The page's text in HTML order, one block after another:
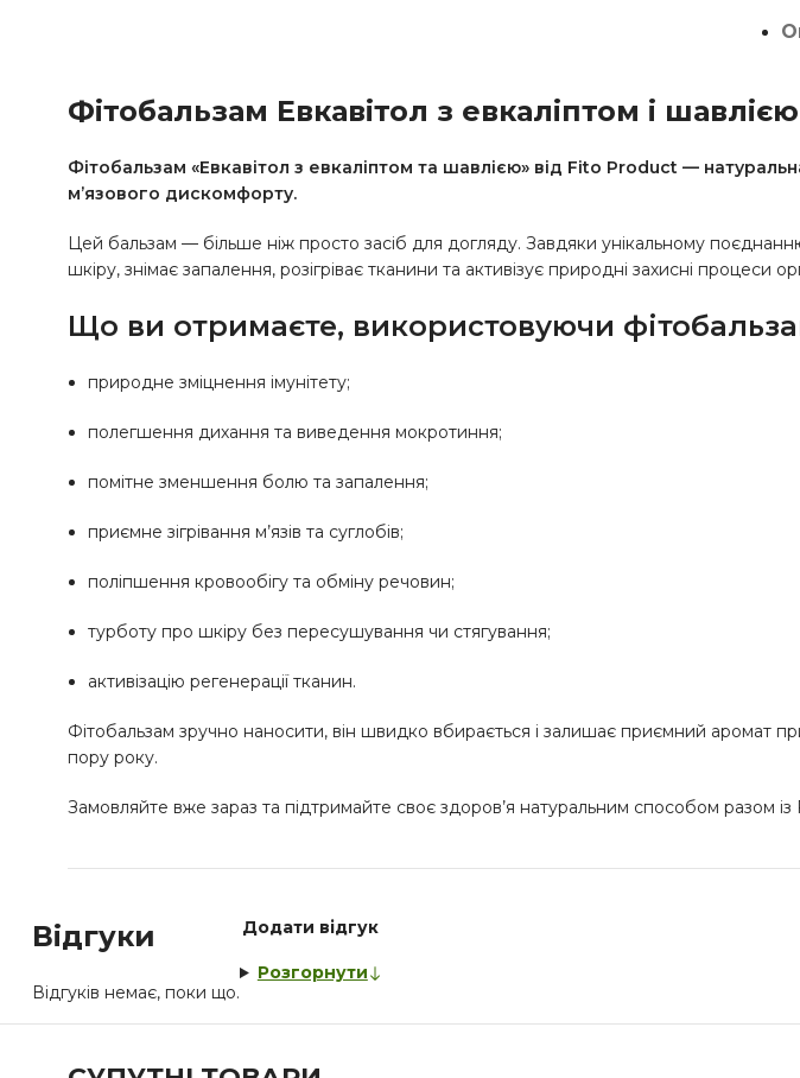
Фітобальзам Евкавітол з евкаліптом і шавлією
Фітобальзам «Евкавітол з евкаліптом та шавлією» від Fito Product —
м’язового дискомфорту.
Цей бальзам — більше ніж просто засіб для догляду. Завдяки унікальному
шкіру, знімає запалення, розігріває тканини та активізує природні захисні процеси
Що ви отримаєте, використовуючи
природне зміцнення імунітету;
полегшення дихання та виведення мокротиння;
помітне зменшення болю та запалення;
приємне зігрівання м’язів та суглобів;
поліпшення кровообігу та обміну речовин;
турботу про шкіру без пересушування чи стягування;
активізацію регенерації тканин.
Фітобальзам зручно наносити, він швидко вбирається і залишає приємний аромат
пору року.
Замовляйте вже зараз та підтримайте своє здоров’я натуральним способом разом
Відгуки
Відгуків немає, поки що.
Додати відгук
Розгорнути